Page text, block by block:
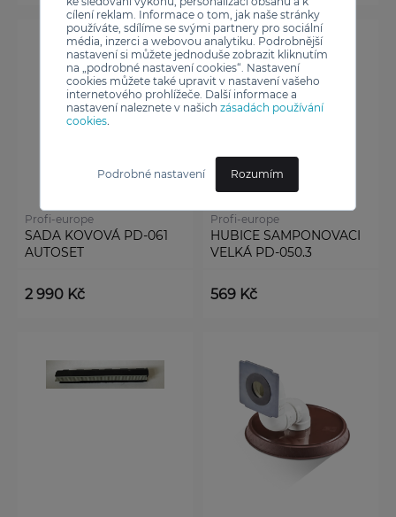
cílení reklam. Informace o tom, jak naše stránky
používáte, sdílíme se svými partnery pro sociální
média, inzerci a webovou analytiku. Podrobnější
nastavení si můžete jednoduše zobrazit kliknutím
na „podrobné nastavení cookies“. Nastavení
cookies můžete také upravit v nastavení vašeho
internetového prohlížeče. Další informace a
nastavení naleznete v našich zásadách používání
cookies.
Podrobné nastavení Rozumím
Profi-europe
SADA KOVOVÁ PD-061
AUTOSET
2 990 Kč
Profi-europe
HUBICE SAMPONOVACI
VELKÁ PD-050.3
569 Kč